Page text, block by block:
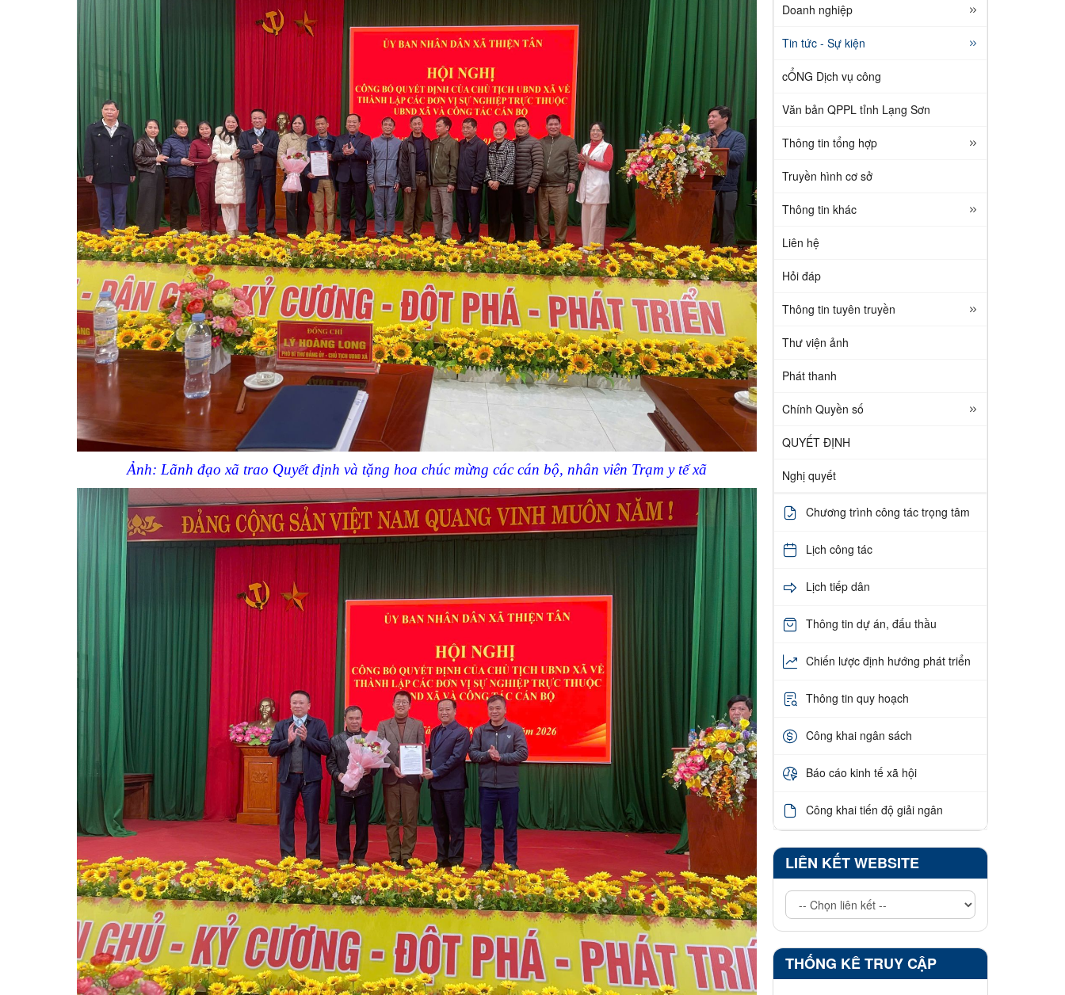
Ảnh: Lãnh đạo xã trao Quyết định và tặng hoa chúc mừng các cán bộ, nhân viên Trạm y tế xã
Doanh nghiệp
Tin tức - Sự kiện
cỔNG Dịch vụ công
Văn bản QPPL tỉnh Lạng Sơn
Thông tin tổng hợp
Truyền hình cơ sở
Thông tin khác
Liên hệ
Hỏi đáp
Thông tin tuyên truyền
Thư viện ảnh
Phát thanh
Chính Quyền số
QUYẾT ĐỊNH
Nghị quyết
Chương trình công tác trọng tâm
Lịch công tác
Lịch tiếp dân
Thông tin dự án, đấu thầu
Chiến lược định hướng phát triển
Thông tin quy hoạch
Công khai ngân sách
Báo cáo kinh tế xã hội
Công khai tiến độ giải ngân
LIÊN KẾT WEBSITE
THỐNG KÊ TRUY CẬP